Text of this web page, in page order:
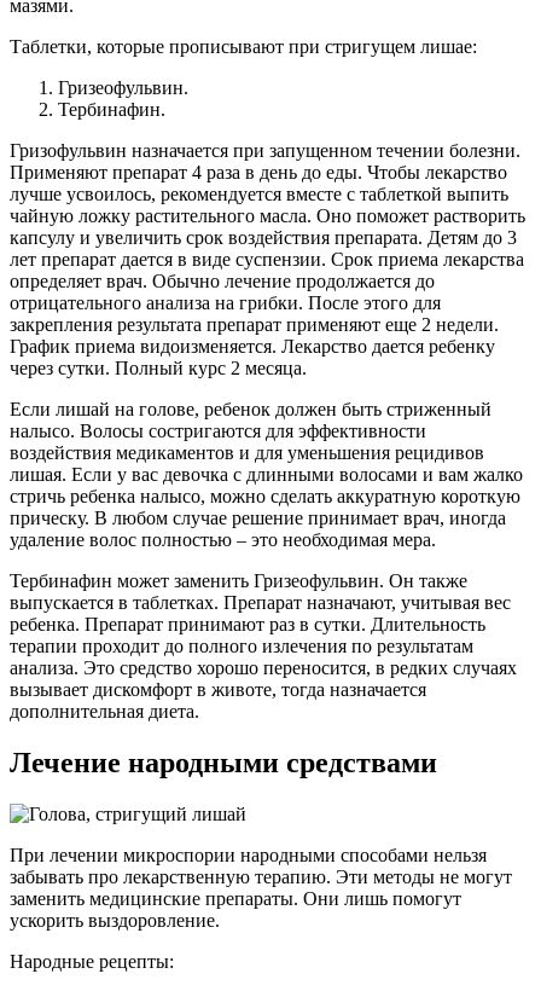
мазями.
Таблетки, которые прописывают при стригущем лишае:
Гризеофульвин.
Тербинафин.
Гризофульвин назначается при запущенном течении болезни.
Применяют препарат 4 раза в день до еды. Чтобы лекарство
лучше усвоилось, рекомендуется вместе с таблеткой выпить
чайную ложку растительного масла. Оно поможет растворить
капсулу и увеличить срок воздействия препарата. Детям до 3
лет препарат дается в виде суспензии. Срок приема лекарства
определяет врач. Обычно лечение продолжается до
отрицательного анализа на грибки. После этого для
закрепления результата препарат применяют еще 2 недели.
График приема видоизменяется. Лекарство дается ребенку
через сутки. Полный курс 2 месяца.
Если лишай на голове, ребенок должен быть стриженный
налысо. Волосы состригаются для эффективности
воздействия медикаментов и для уменьшения рецидивов
лишая. Если у вас девочка с длинными волосами и вам жалко
стричь ребенка налысо, можно сделать аккуратную короткую
прическу. В любом случае решение принимает врач, иногда
удаление волос полностью – это необходимая мера.
Тербинафин может заменить Гризеофульвин. Он также
выпускается в таблетках. Препарат назначают, учитывая вес
ребенка. Препарат принимают раз в сутки. Длительность
терапии проходит до полного излечения по результатам
анализа. Это средство хорошо переносится, в редких случаях
вызывает дискомфорт в животе, тогда назначается
дополнительная диета.
Лечение народными средствами
При лечении микроспории народными способами нельзя
забывать про лекарственную терапию. Эти методы не могут
заменить медицинские препараты. Они лишь помогут
ускорить выздоровление.
Народные рецепты: